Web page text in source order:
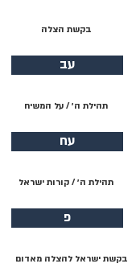
בקשת הצלה
עב
תהילת ה׳ / על המשיח
עח
תהילת ה׳ / קורות ישראל
פ
בקשת ישראל להצלה מאדום